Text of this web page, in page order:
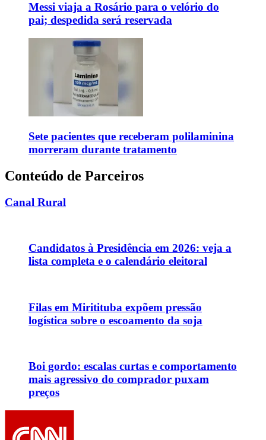
Messi viaja a Rosário para o velório do
pai; despedida será reservada
Sete pacientes que receberam polilaminina
morreram durante tratamento
Conteúdo de Parceiros
Canal Rural
Candidatos à Presidência em 2026: veja a
lista completa e o calendário eleitoral
Filas em Miritituba expõem pressão
logística sobre o escoamento da soja
Boi gordo: escalas curtas e comportamento
mais agressivo do comprador puxam
preços